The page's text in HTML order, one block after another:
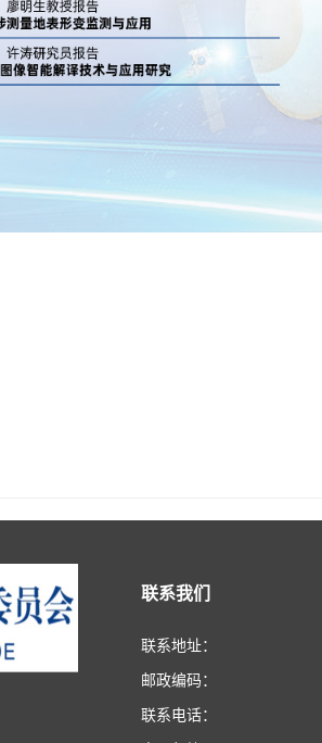
联系我们
联系地址：
邮政编码：
联系电话：